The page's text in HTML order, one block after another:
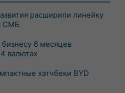
расширили линейку
СМБ
6 месяцев
валютах
хэтчбеки BYD